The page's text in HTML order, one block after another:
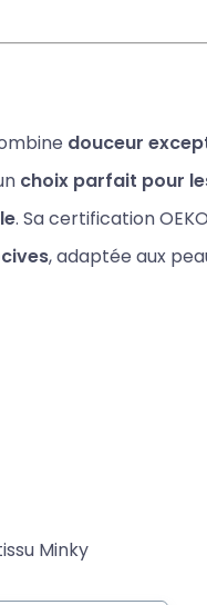
douceur
choix parfait pour
. Sa certification
, adaptée aux
Minky